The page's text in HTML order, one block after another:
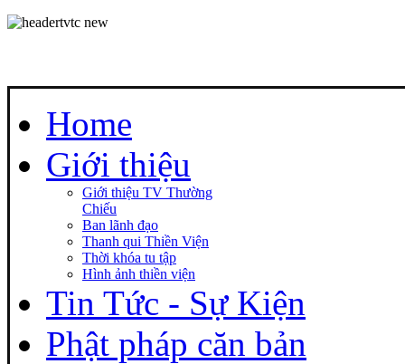
Home
Giới thiệu
Giới thiệu TV Thường
Chiếu
Ban lãnh đạo
Thanh qui Thiền Viện
Thời khóa tu tập
Hình ảnh thiền viện
Tin Tức - Sự Kiện
Phật pháp căn bản